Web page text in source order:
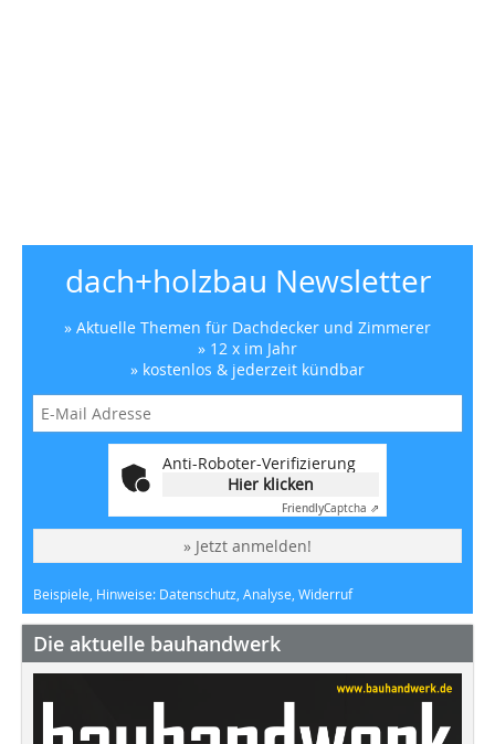
dach+holzbau Newsletter
» Aktuelle Themen für Dachdecker und Zimmerer
» 12 x im Jahr
» kostenlos & jederzeit kündbar
Anti-Roboter-Verifizierung
Hier klicken
FriendlyCaptcha ⇗
» Jetzt anmelden!
Beispiele, Hinweise: Datenschutz, Analyse, Widerruf
Die aktuelle bauhandwerk